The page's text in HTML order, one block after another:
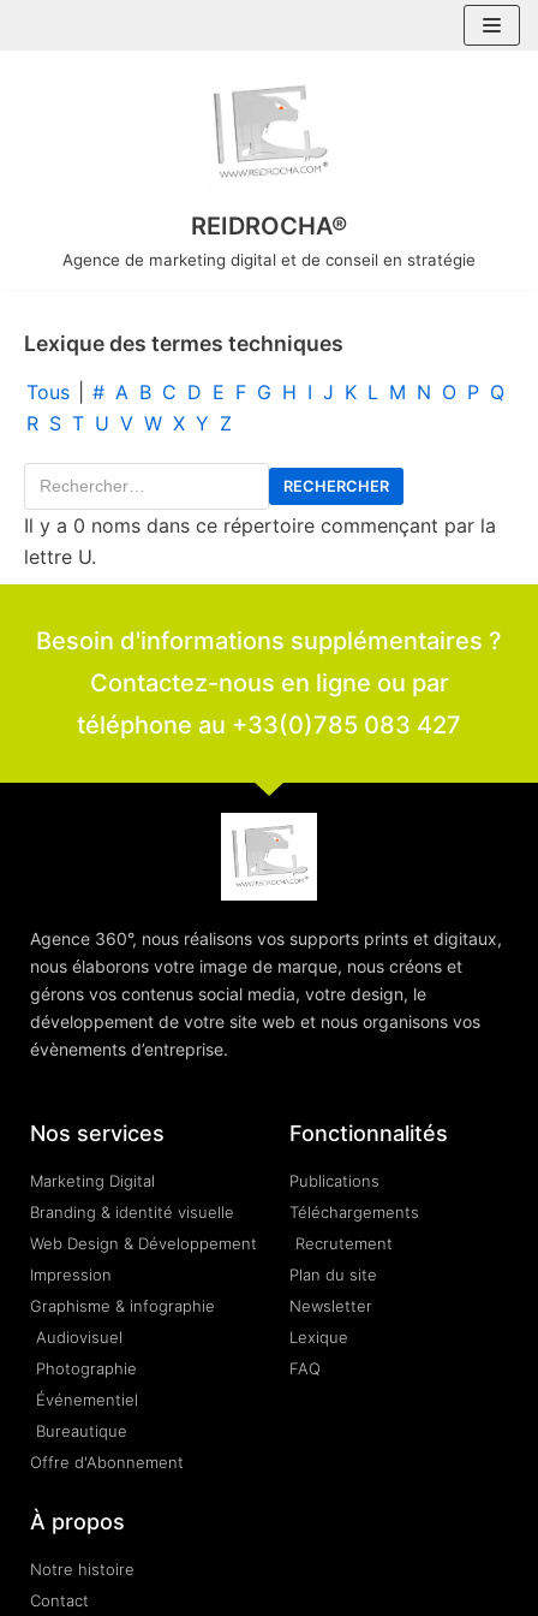
REIDROCHA®
Agence de marketing digital et de conseil en stratégie
Lexique des termes techniques
Tous # A B C D E F G H I J K L M N O P Q
R S T U V W X Y Z
Il y a 0 noms dans ce répertoire commençant par la
lettre U.
Besoin d'informations supplémentaires ?
Contactez-nous en ligne ou par
téléphone au +33(0)785 083 427
Agence 360°, nous réalisons vos supports prints et digitaux,
nous élaborons votre image de marque, nous créons et
gérons vos contenus social media, votre design, le
développement de votre site web et nous organisons vos
évènements d’entreprise.
Nos services
Marketing Digital
Branding & identité visuelle
Web Design & Développement
Impression
Graphisme & infographie
Audiovisuel
Photographie
Événementiel
Bureautique
Offre d'Abonnement
Fonctionnalités
Publications
Téléchargements
Recrutement
Plan du site
Newsletter
Lexique
FAQ
À propos
Notre histoire
Contact